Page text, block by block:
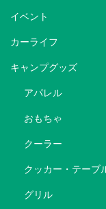
イベント
カーライフ
キャンプグッズ
アパレル
おもちゃ
クーラー
クッカー・テーブ
グリル